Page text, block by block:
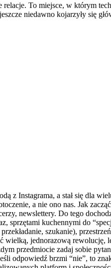
relacje. To miejsce, w którym
niedawno kojarzyły się
z Instagrama, a stał się dla
a nie ono nas. Jak
newslettery. Do tego
sprzętami kuchennymi do
przekładanie, szukanie),
wielką, jednorazową rewolucję,
przedmiocie zadaj sobie
odpowiedź brzmi “nie”, to